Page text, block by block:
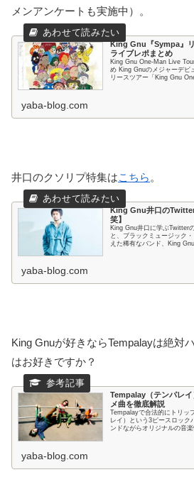
メンアンケートも実施中）。
King Gnu『Sympa』
ライブレポまとめ
King Gnu One-Man Live
め King Gnuのメジャーデビ
リースツアー「King Gnu
yaba-blog.com
井口のクソリプ特集はこちら 。
King Gnu井口の
笑】
King Gnu井口に学ぶTwitter
と、ブラックミュージック
えた稀有なバンド、King
yaba-blog.com
King Gnuが好きならTempalayは絶対
はお好きですか？
Tempalay（テンパレ
メ曲を徹底解説
Tempalayで合法的にトリッ
レイ）という3ピースロック
ンドながらオリジナルの音
yaba-blog.com